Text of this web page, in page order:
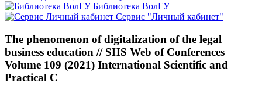
Библиотека ВолГУ
Сервис "Личный кабинет"
The phenomenon of digitalization of the legal
business education // SHS Web of Conferences
Volume 109 (2021) International Scientific and
Practical C